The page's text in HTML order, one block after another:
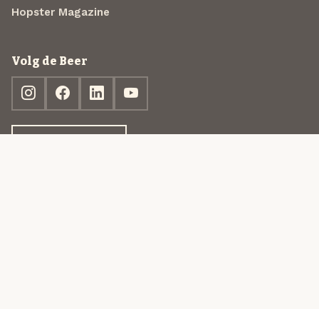
Hopster Magazine
Volg de Beer